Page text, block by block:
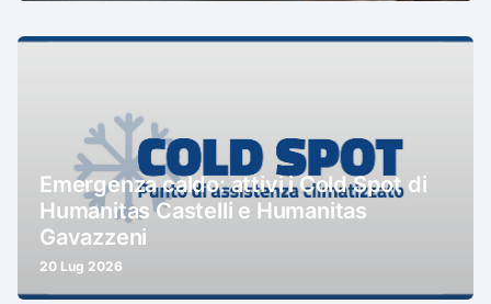
Emergenza caldo: attivi i Cold Spot di
Humanitas Castelli e Humanitas
Gavazzeni
20 Lug 2026